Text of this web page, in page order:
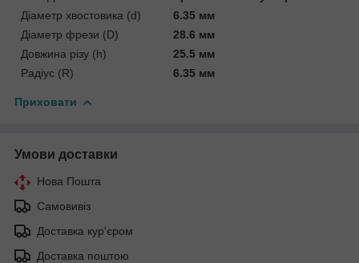
Діаметр хвостовика (d)
6.35 мм
Діаметр фрези (D)
28.6 мм
Довжина різу (h)
25.5 мм
Радіус (R)
6.35 мм
Приховати
Умови доставки
Нова Пошта
Самовивіз
Доставка кур'єром
Доставка поштою